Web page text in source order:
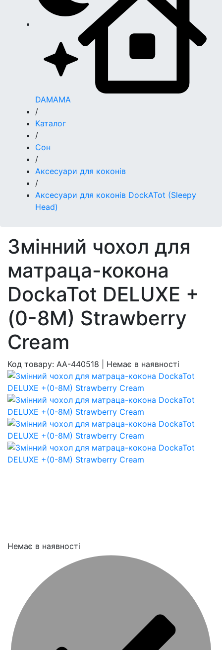
DAMAMA
/
Каталог
/
Сон
/
Аксесуари для коконів
/
Аксесуари для коконів DockATot (Sleepy
Head)
Змінний чохол для
матраца-кокона
DockaTot DELUXE +
(0-8M) Strawberry
Cream
Код товару: AA-440518 Немає в наявності
Немає в наявності